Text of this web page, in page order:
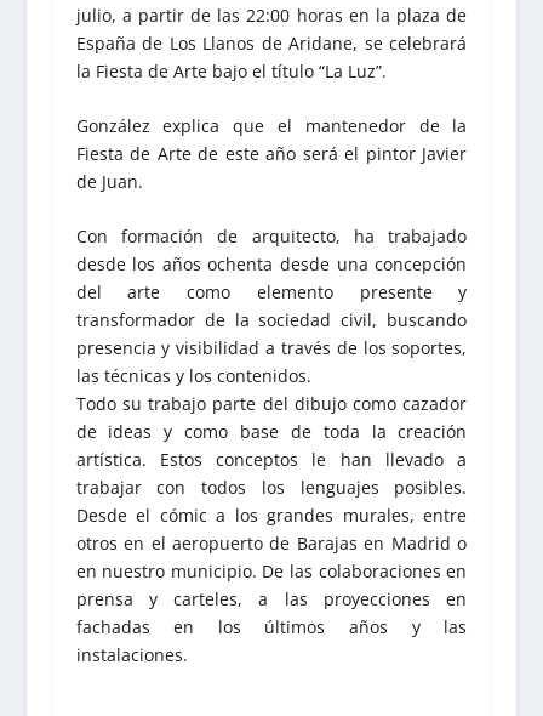
julio, a partir de las 22:00 horas en la plaza de
España de Los Llanos de Aridane, se celebrará
la Fiesta de Arte bajo el título “La Luz”.
González explica que el mantenedor de la
Fiesta de Arte de este año será el pintor Javier
de Juan.
Con formación de arquitecto, ha trabajado
desde los años ochenta desde una concepción
del arte como elemento presente y
transformador de la sociedad civil, buscando
presencia y visibilidad a través de los soportes,
las técnicas y los contenidos.
Todo su trabajo parte del dibujo como cazador
de ideas y como base de toda la creación
artística. Estos conceptos le han llevado a
trabajar con todos los lenguajes posibles.
Desde el cómic a los grandes murales, entre
otros en el aeropuerto de Barajas en Madrid o
en nuestro municipio. De las colaboraciones en
prensa y carteles, a las proyecciones en
fachadas en los últimos años y las
instalaciones.